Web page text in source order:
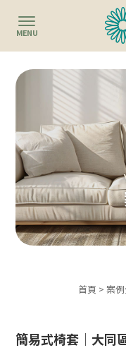
首頁 > 案
簡易式椅套｜大同